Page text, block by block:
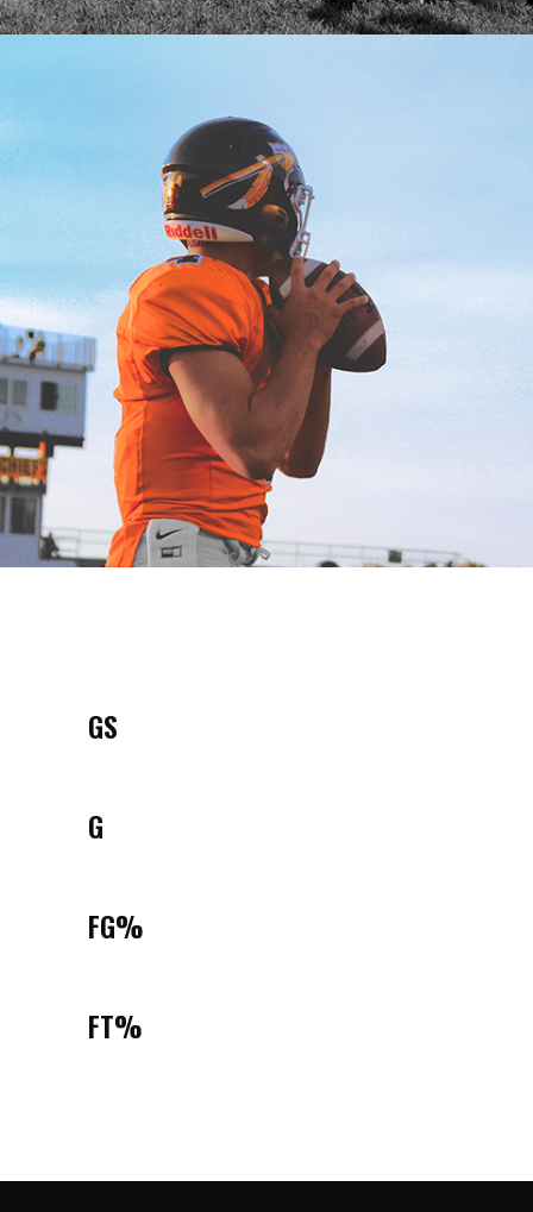
GS
G
FG%
FT%